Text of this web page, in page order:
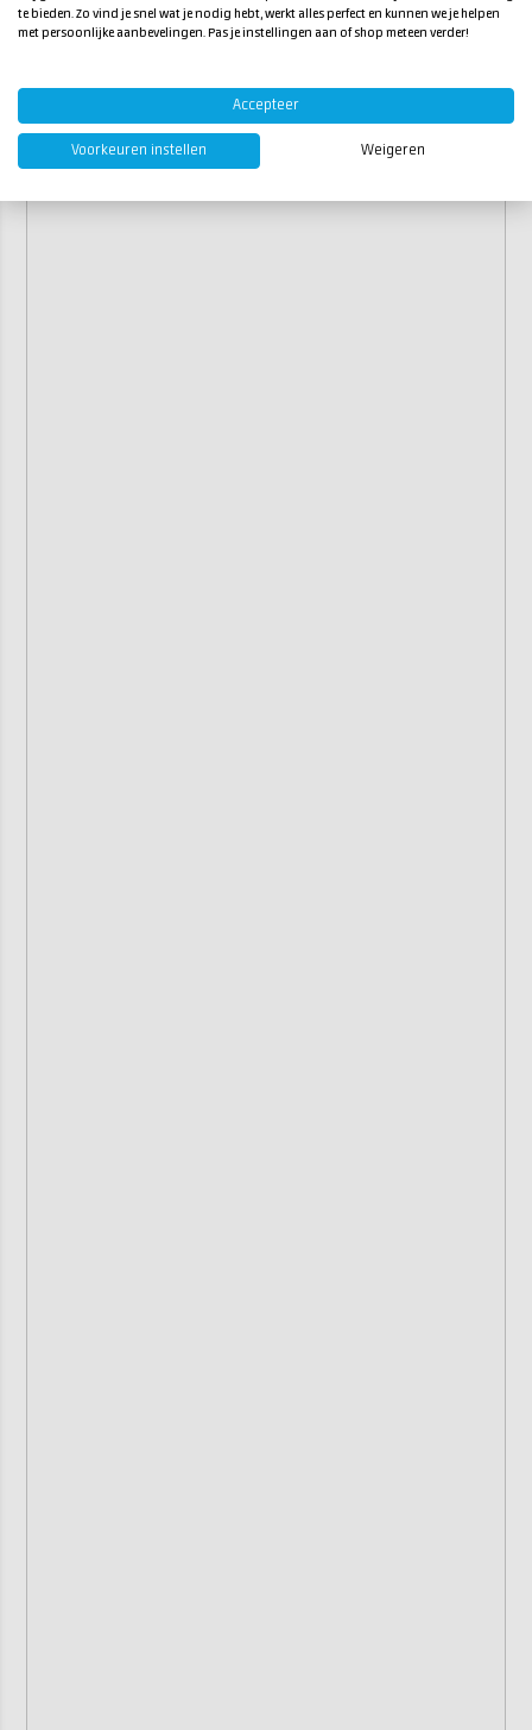
te bieden. Zo vind je snel wat je nodig hebt, werkt alles perfect en kunnen we je helpen
met persoonlijke aanbevelingen. Pas je instellingen aan of shop meteen verder!
Accepteer
Voorkeuren instellen Weigeren